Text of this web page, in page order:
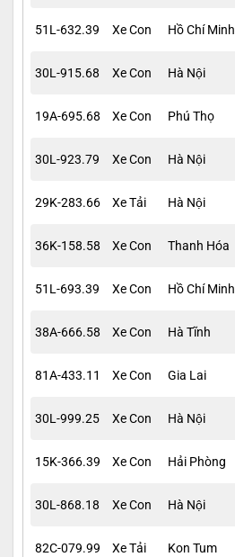
51L-632.39 Xe Con Hồ Chí Minh
30L-915.68 Xe Con Hà Nội
19A-695.68 Xe Con Phú Thọ
30L-923.79 Xe Con Hà Nội
29K-283.66 Xe Tải Hà Nội
36K-158.58 Xe Con Thanh Hóa
51L-693.39 Xe Con Hồ Chí Minh
38A-666.58 Xe Con Hà Tĩnh
81A-433.11 Xe Con Gia Lai
30L-999.25 Xe Con Hà Nội
15K-366.39 Xe Con Hải Phòng
30L-868.18 Xe Con Hà Nội
82C-079.99 Xe Tải Kon Tum